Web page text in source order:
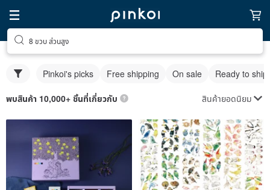
8 ขวบ ส่วนสูง
Pinkoi's picks Free shipping On sale Ready to ship
พบสินค้า 10,000+ ชิ้นที่เกี่ยวกับ สินค้ายอดนิยม